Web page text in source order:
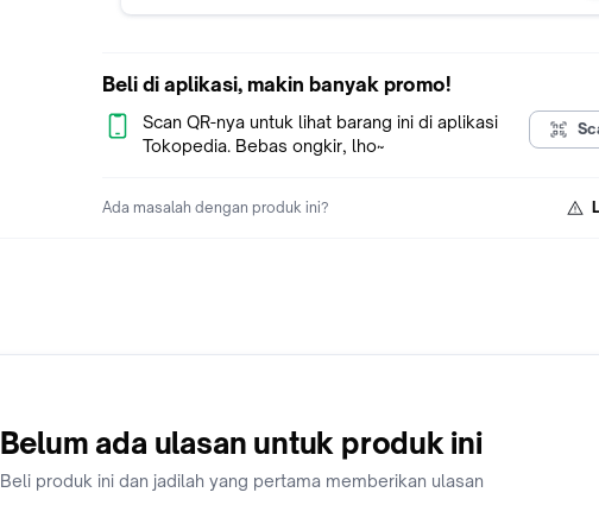
Beli di aplikasi, makin banyak promo!
Scan QR-nya untuk lihat barang ini di aplikasi
Tokopedia. Bebas ongkir, lho~
Ada masalah dengan produk ini?
Belum ada ulasan untuk produk ini
Beli produk ini dan jadilah yang pertama memberikan ulasan